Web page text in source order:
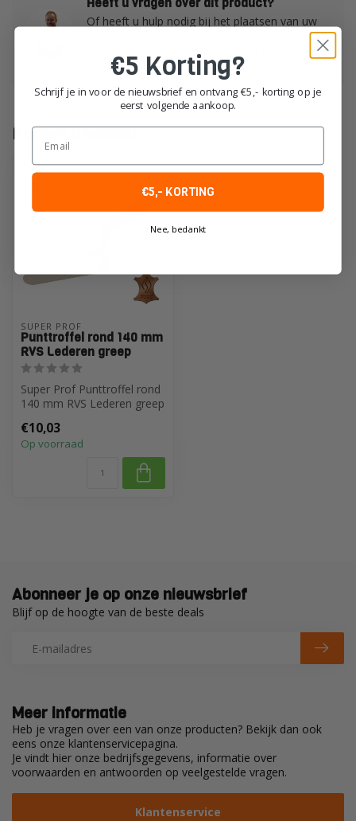
Of heeft u hulp nodig bij het plaatsen van uw
klantenservice!
Recent bekeken
SUPER PROF
Punttroffel rond 140 mm
RVS Lederen greep
Super Prof Punttroffel rond
140 mm RVS Lederen greep
€10,03
Op voorraad
Meer informatie
Heb je vragen over een van onze producten? Bekijk dan ook
eens onze klantenservicepagina.
Je vindt hier onze bedrijfsgegevens, informatie over
voorwaarden en antwoorden op veelgestelde vragen.
Klantenservice
Abonneer je op onze nieuwsbrief
Blijf op de hoogte van de beste deals
€5 Korting?
Schrijf je in voor de nieuwsbrief en ontvang €5,- korting op je
eerst volgende aankoop.
Email
€5,- KORTING
Nee, bedankt